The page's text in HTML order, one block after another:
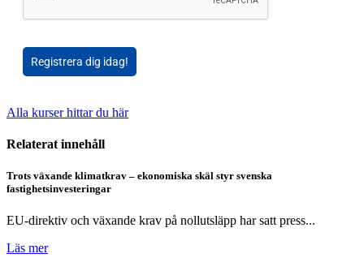
Registrera dig idag!
Alla kurser hittar du här
Relaterat innehåll
Trots växande klimatkrav – ekonomiska skäl styr svenska
fastighetsinvesteringar
EU-direktiv och växande krav på nollutsläpp har satt press...
Läs mer